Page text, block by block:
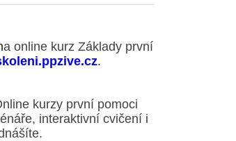
a online kurz Základy první
.
kurzy první pomoci
interaktivní cvičení i